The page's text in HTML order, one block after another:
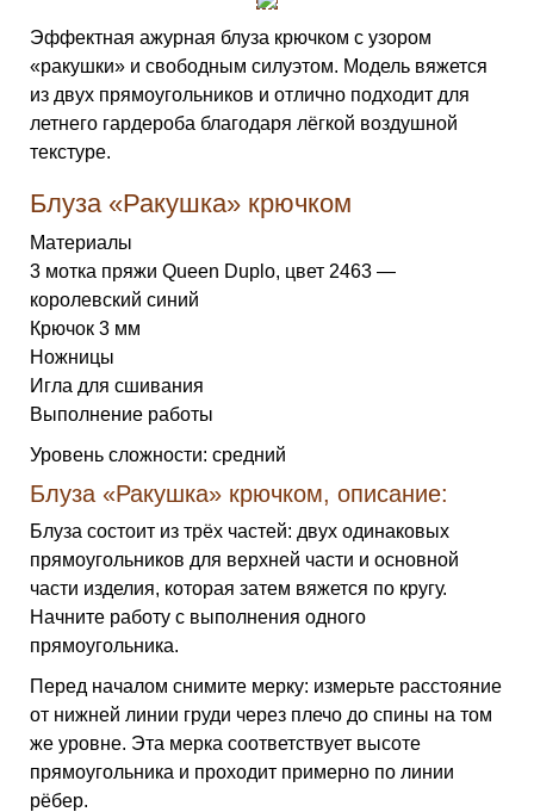
Эффектная ажурная блуза крючком с узором
«ракушки» и свободным силуэтом. Модель вяжется
из двух прямоугольников и отлично подходит для
летнего гардероба благодаря лёгкой воздушной
текстуре.
Блуза «Ракушка» крючком
Материалы
3 мотка пряжи Queen Duplo, цвет 2463 —
королевский синий
Крючок 3 мм
Ножницы
Игла для сшивания
Выполнение работы
Уровень сложности: средний
Блуза «Ракушка» крючком, описание:
Блуза состоит из трёх частей: двух одинаковых
прямоугольников для верхней части и основной
части изделия, которая затем вяжется по кругу.
Начните работу с выполнения одного
прямоугольника.
Перед началом снимите мерку: измерьте расстояние
от нижней линии груди через плечо до спины на том
же уровне. Эта мерка соответствует высоте
прямоугольника и проходит примерно по линии
рёбер.